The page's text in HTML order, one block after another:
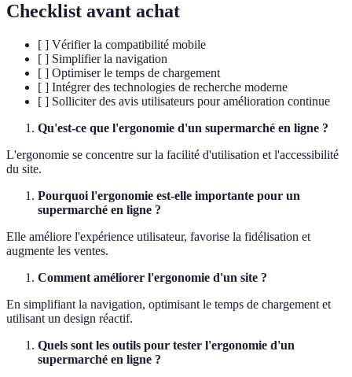
Checklist avant achat
[ ] Vérifier la compatibilité mobile
[ ] Simplifier la navigation
[ ] Optimiser le temps de chargement
[ ] Intégrer des technologies de recherche moderne
[ ] Solliciter des avis utilisateurs pour amélioration continue
Qu'est-ce que l'ergonomie d'un supermarché en ligne ?
L'ergonomie se concentre sur la facilité d'utilisation et l'accessibilité
du site.
Pourquoi l'ergonomie est-elle importante pour un
supermarché en ligne ?
Elle améliore l'expérience utilisateur, favorise la fidélisation et
augmente les ventes.
Comment améliorer l'ergonomie d'un site ?
En simplifiant la navigation, optimisant le temps de chargement et
utilisant un design réactif.
Quels sont les outils pour tester l'ergonomie d'un
supermarché en ligne ?